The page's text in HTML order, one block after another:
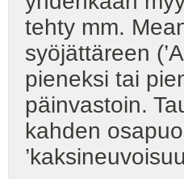
tehty mm.
syöjättäreen
pieneksi tai
päinvastoin.
kahden